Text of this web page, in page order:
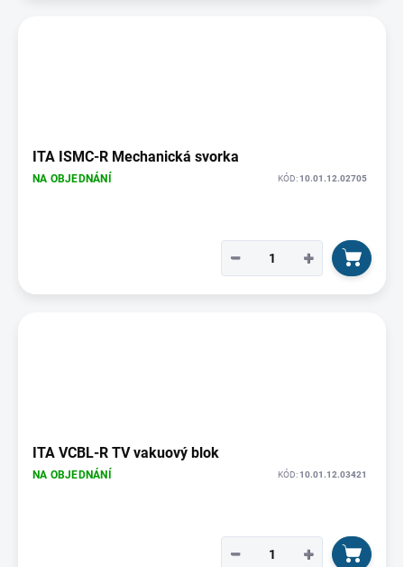
ITA ISMC-R Mechanická svorka
NA OBJEDNÁNÍ KÓD:10.01.12.02705
+
−
ITA VCBL-R TV vakuový blok
NA OBJEDNÁNÍ KÓD:10.01.12.03421
+
−